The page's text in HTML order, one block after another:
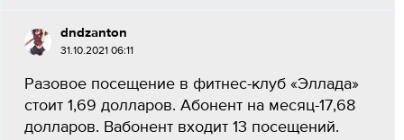
dndzanton
31.10.2021 06:11
Разовое посещение в фитнес-клуб «Эллада»
стоит 1,69 долларов. Абонент на месяц-17,68
долларов. Вабонент входит 13 посещений.